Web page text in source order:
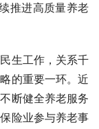
推进高质量养老
生工作，关系千
的重要一环。近
断健全养老服务
险业参与养老事